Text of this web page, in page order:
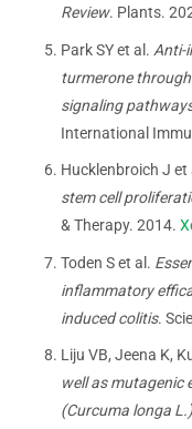
Review. Plants.
Park SY et al. Anti-
turmerone
signaling
International
Hucklenbroich J
stem cell
& Therapy. 2014.
Toden S et al.
inflammatory
induced colitis.
Liju VB, Jeena K,
well as mutagenic
(Curcuma longa